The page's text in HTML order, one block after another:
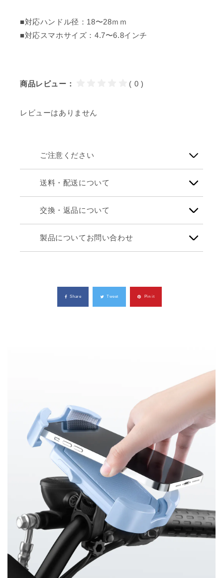
■対応ハンドル径：18〜28ｍｍ
■対応スマホサイズ：4.7〜6.8インチ
商品レビュー： ( 0 )
レビューはありません
ご注意ください
送料・配送について
交換・返品について
製品についてお問い合わせ
Share Tweet Pin it